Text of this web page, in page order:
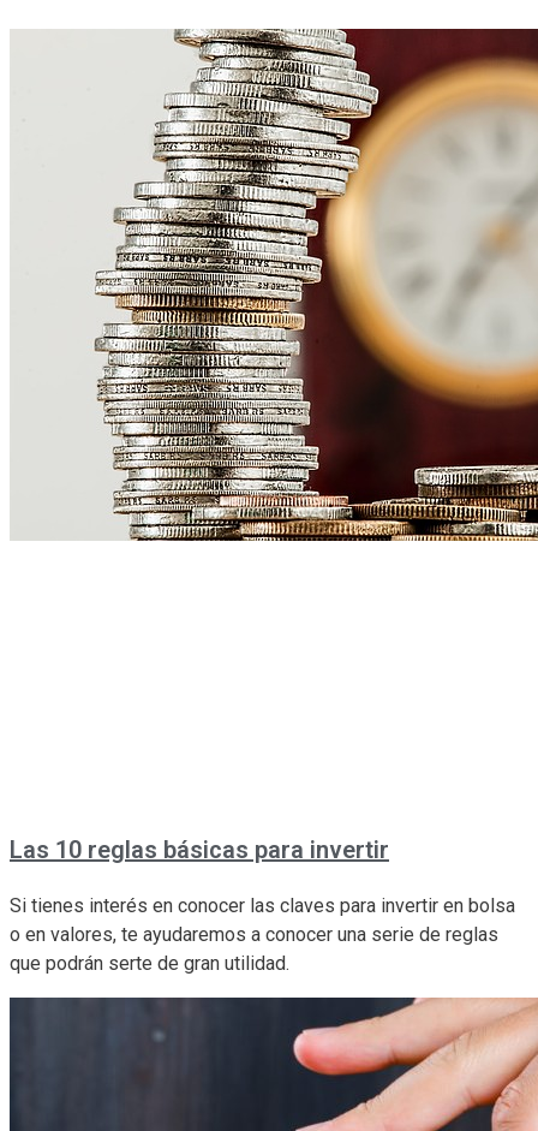
Las 10 reglas básicas para invertir
Si tienes interés en conocer las claves para invertir en bolsa
o en valores, te ayudaremos a conocer una serie de reglas
que podrán serte de gran utilidad.